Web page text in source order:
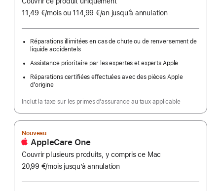
11,49 €/moispar
ou 114,99 €/an par
jusqu’à annulation
Réparations illimitées en cas de chute ou de renversement de
liquide accidentels
Assistance prioritaire par les expertes et experts Apple
Réparations certifiées effectuées avec des pièces Apple
d’origine
Inclut la taxe sur les primes d’assurance au taux applicable
Nouveau
AppleCare One
Couvrir plusieurs produits, y compris ce Mac
20,99 €/moispar
jusqu’à annulation